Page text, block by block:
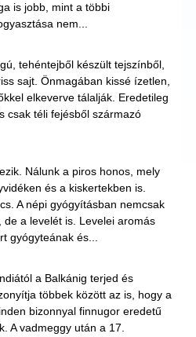
is jobb, mint a többi
nem...
tehéntejből készült tejszínből,
sajt. Önmagában kissé ízetlen,
elkeverve tálalják. Eredetileg
csak téli fejésből származó
Nálunk a piros honos, mely
és a kiskertekben is.
A népi gyógyításban nemcsak
a levelét is. Levelei aromás
gyógyteának és...
a Balkánig terjed és
többek között az is, hogy a
bizonnyal finnugor eredetű
A vadmeggy után a 17.